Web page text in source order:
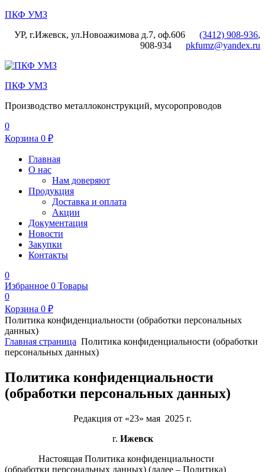
ПКФ УМЗ
УР, г.Ижевск, ул.Новоажимова д.7, оф.606
(3412) 908-936,
908-934
pkfumz@yandex.ru
Меню
ПКФ УМЗ
Производство металлоконструкций, мусоропроводов
0
Корзина 0 ₽
Главная
О нас
Нам доверяют
Продукция
Доставка и оплата
Акции
Документация
Новости
Закупки
Контакты
0
Избранное 0 Товары
0
Корзина 0 ₽
Политика конфиденциальности (обработки персональных
данных)
Главная страница Политика конфиденциальности (обработки
персональных данных)
Политика конфиденциальности
(обработки персональных данных)
Редакция от «23» мая 2025 г.
г. Ижевск
Настоящая Политика конфиденциальности
(обработки персональных данных) (далее – Политика)